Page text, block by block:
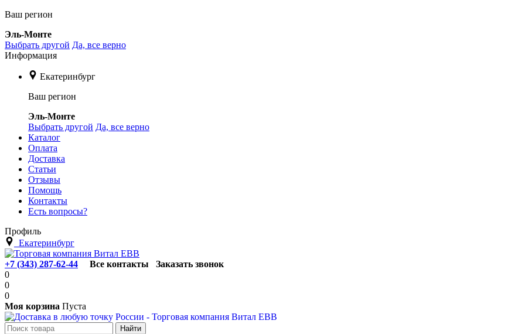
Ваш регион
Эль-Монте
Выбрать другой Да, все верно
Информация
Екатеринбург
Ваш регион
Эль-Монте
Выбрать другой Да, все верно
Каталог
Оплата
Доставка
Статьи
Отзывы
Помощь
Контакты
Есть вопросы?
Профиль
Екатеринбург
+7 (343) 287-62-44 Все контакты
Заказать звонок
0
0
0
Моя корзина Пуста